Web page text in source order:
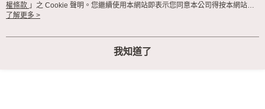
權條款 」之 Cookie 聲明。您繼續使用本網站即表示您同意本公司得按本網站使
用條款之 Cookie 聲明使用 cookie。
了解更多 >
我知道了